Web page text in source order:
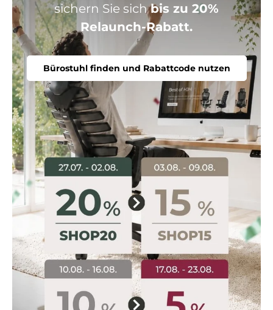
sichern Sie sichbis zu 20%
Relaunch-Rabatt.
Bürostuhl finden und Rabattcode nutzen